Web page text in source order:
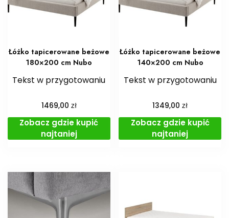
Łóżko tapicerowane beżowe
180×200 cm Nubo
Tekst w przygotowaniu
1469,00 zł
Zobacz gdzie kupić
najtaniej
Łóżko tapicerowane beżowe
140×200 cm Nubo
Tekst w przygotowaniu
1349,00zł
Zobacz gdzie kupić
najtaniej